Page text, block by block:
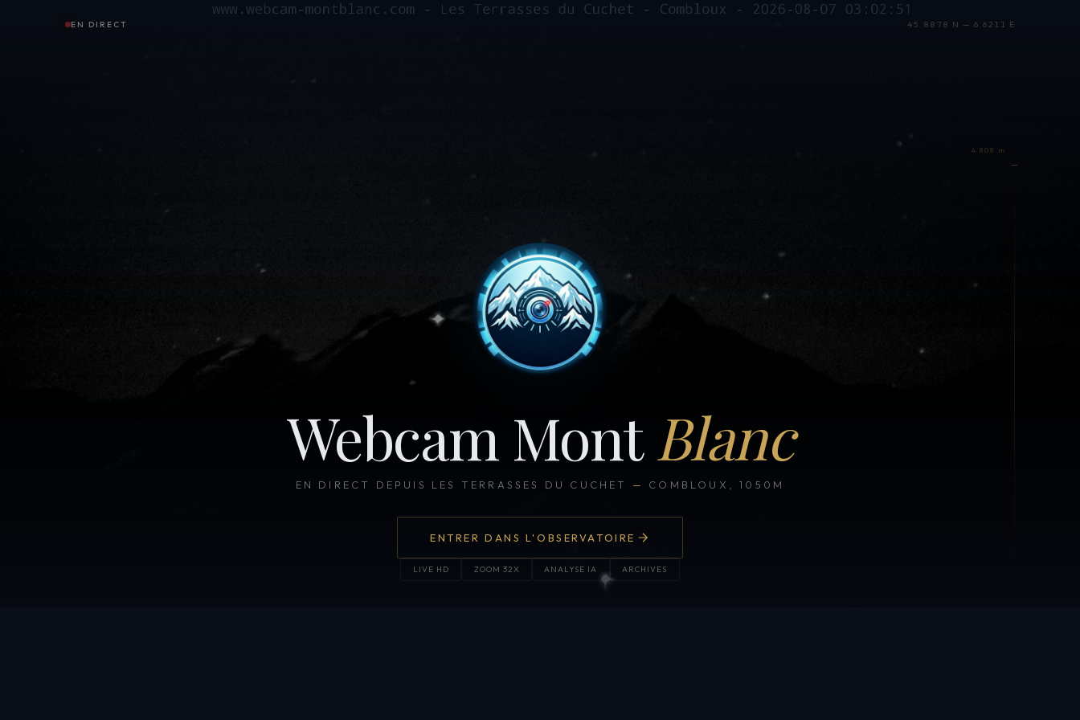
EN DIRECT 45.8878 N — 6.6211 E
Webcam Mont Blanc
EN DIRECT DEPUIS LES TERRASSES DU CUCHET — COMBLOUX, 1050M
ENTRER DANS L'OBSERVATOIRE
LIVE HD ZOOM 32X ANALYSE IA ARCHIVES